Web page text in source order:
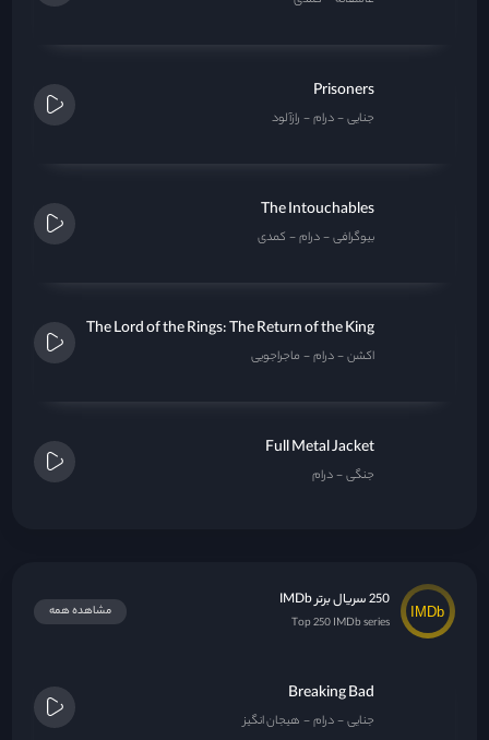
Prisoners
جنایی درام رازآلود
The Intouchables
بیوگرافی درام کمدی
The Lord of the Rings: The Return of the King
اکشن درام ماجراجویی
Full Metal Jacket
جنگی درام
250 سریال برتر IMDb
Top 250 IMDb series
مشاهده همه
Breaking Bad
جنایی درام هیجان انگیز